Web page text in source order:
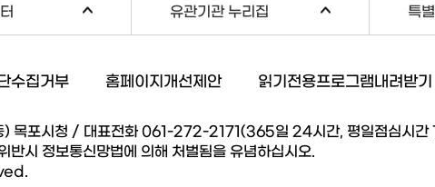
유관기관 누리집 특
수집거부 홈페이지개선제안 읽기전용프로그램내려받기
) 목포시청 / 대표전화 061-272-2171(365일 24시간, 평일점심
시 정보통신망법에 의해 처벌됨을 유념하십시오.